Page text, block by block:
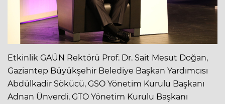
Etkinlik GAÜN Rektörü Prof. Dr. Sait Mesut Doğan,
Gaziantep Büyükşehir Belediye Başkan Yardımcısı
Abdülkadir Sökücü, GSO Yönetim Kurulu Başkanı
Adnan Ünverdi, GTO Yönetim Kurulu Başkanı